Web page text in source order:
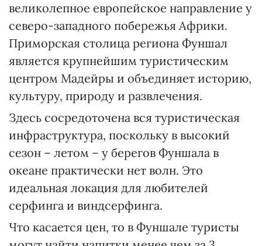
великолепное европейское направление у
северо-западного побережья Африки.
Приморская столица региона Фуншал
является крупнейшим туристическим
центром Мадейры и объединяет историю,
культуру, природу и развлечения.
Здесь сосредоточена вся туристическая
инфраструктура, поскольку в высокий
сезон – летом – у берегов Фуншала в
океане практически нет волн. Это
идеальная локация для любителей
серфинга и виндсерфинга.
Что касается цен, то в Фуншале туристы